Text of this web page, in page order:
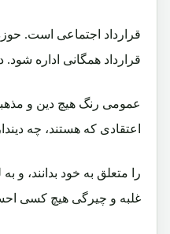
قرارداد اجتماعی است.
قرارداد همگانی اداره
عمومی رنگ هیچ دین و
اعتقادی که هستند، چه
را متعلق به خود بدانند، و
غلبه و چیرگی هیچ کسی